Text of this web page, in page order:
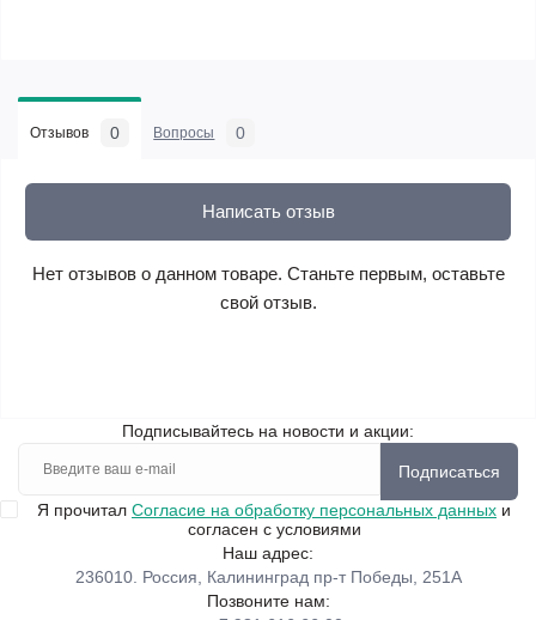
Отзывов 0 Вопросы 0
Написать отзыв
Нет отзывов о данном товаре. Станьте первым, оставьте
свой отзыв.
Подписывайтесь на новости и акции:
Подписаться
Я прочитал Согласие на обработку персональных данных и
согласен с условиями
Наш адрес:
236010. Россия, Калининград пр-т Победы, 251А
Позвоните нам: